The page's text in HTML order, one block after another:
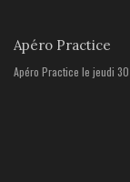
Apéro Practice
Apéro Practice le jeudi